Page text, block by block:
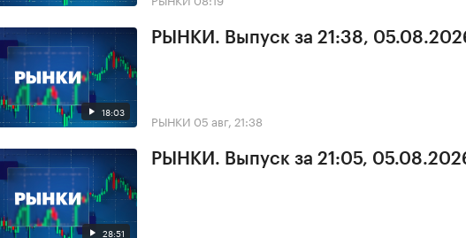
18:03
РЫНКИ. Выпуск за 21:38,
РЫНКИ 05 авг, 21:38
28:51
РЫНКИ. Выпуск за 21:05,